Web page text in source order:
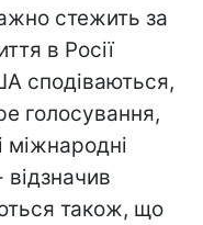
стежить за
в Росії
сподіваються,
голосування,
міжнародні
відзначив
також, що